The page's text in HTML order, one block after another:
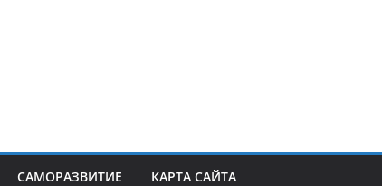
САМОРАЗВИТИЕ КАРТА САЙТА